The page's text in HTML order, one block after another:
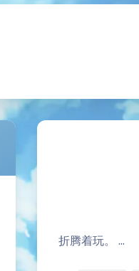
折腾着玩。 ...